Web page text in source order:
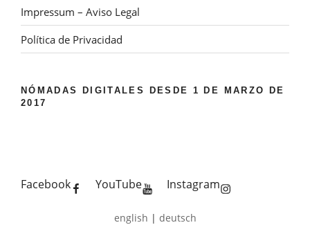
Impressum – Aviso Legal
Política de Privacidad
NÓMADAS DIGITALES DESDE 1 DE MARZO DE
2017
Facebook YouTube Instagram
english | deutsch